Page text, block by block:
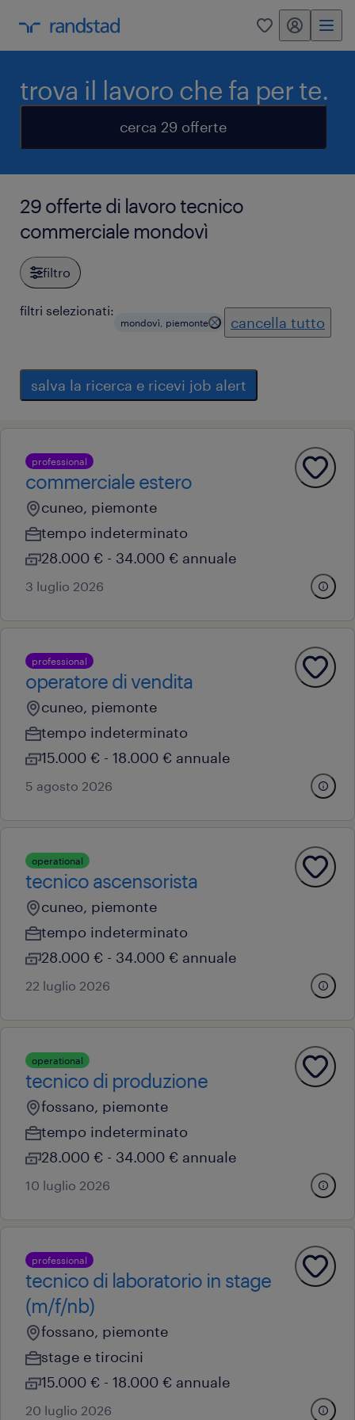
0 my randstad
trova il lavoro che fa per te.
cerca 29 offerte
29 offerte di lavoro tecnico
commerciale mondovì
filtro
filtri selezionati:
mondovì, piemonte cancella tutto
salva la ricerca e ricevi job alert
professional
commerciale estero
cuneo, piemonte
tempo indeterminato
28.000 € - 34.000 € annuale
3 luglio 2026
professional
operatore di vendita
cuneo, piemonte
tempo indeterminato
15.000 € - 18.000 € annuale
5 agosto 2026
operational
tecnico ascensorista
cuneo, piemonte
tempo indeterminato
28.000 € - 34.000 € annuale
22 luglio 2026
operational
tecnico di produzione
fossano, piemonte
tempo indeterminato
28.000 € - 34.000 € annuale
10 luglio 2026
professional
tecnico di laboratorio in stage
(m/f/nb)
fossano, piemonte
stage e tirocini
15.000 € - 18.000 € annuale
20 luglio 2026